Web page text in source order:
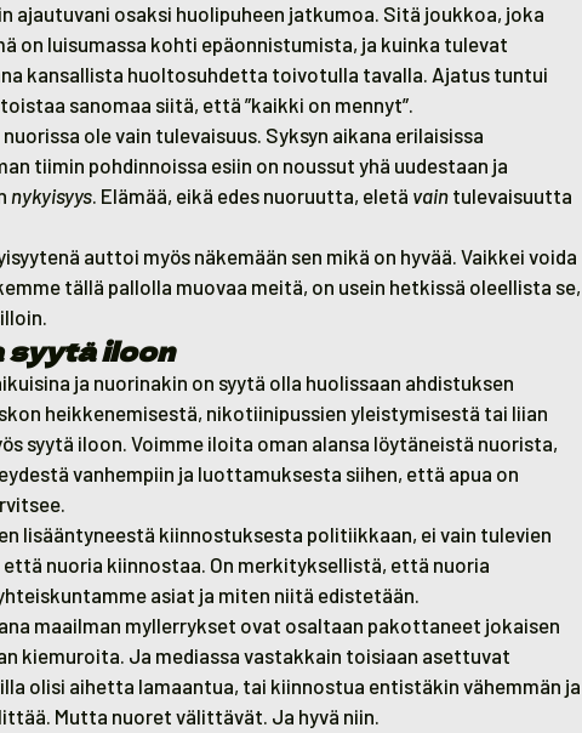
ajautuvani osaksi huolipuheen jatkumoa. Sitä joukkoa, joka
on luisumassa kohti epäonnistumista, ja kuinka tulevat
kansallista huoltosuhdetta toivotulla tavalla. Ajatus tuntui
sanomaa siitä, että ”kaikki on mennyt”.
ole vain tulevaisuus. Syksyn aikana erilaisissa
tiimin pohdinnoissa esiin on noussut yhä uudestaan ja
nykyisyys. Elämää, eikä edes nuoruutta, eletä vain tulevaisuutta
auttoi myös näkemään sen mikä on hyvää. Vaikkei voida
tällä pallolla muovaa meitä, on usein hetkissä oleellista se,
syytä iloon
ja nuorinakin on syytä olla huolissaan ahdistuksen
heikkenemisestä, nikotiinipussien yleistymisestä tai liian
syytä iloon. Voimme iloita oman alansa löytäneistä nuorista,
vanhempiin ja luottamuksesta siihen, että apua on
lisääntyneestä kiinnostuksesta politiikkaan, ei vain tulevien
että nuoria kiinnostaa. On merkityksellistä, että nuoria
asiat ja miten niitä edistetään.
maailman myllerrykset ovat osaltaan pakottaneet jokaisen
kiemuroita. Ja mediassa vastakkain toisiaan asettuvat
olisi aihetta lamaantua, tai kiinnostua entistäkin vähemmän ja
Mutta nuoret välittävät. Ja hyvä niin.